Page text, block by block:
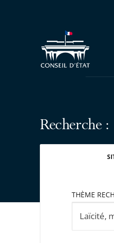
Recherche :
THÈME